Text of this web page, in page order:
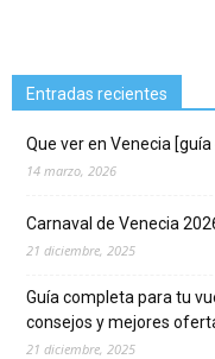
Entradas recientes
Que ver en Venecia
14 marzo, 2026
Carnaval de Venecia
21 diciembre, 2025
Guía completa para tu
consejos y mejores
21 diciembre, 2025